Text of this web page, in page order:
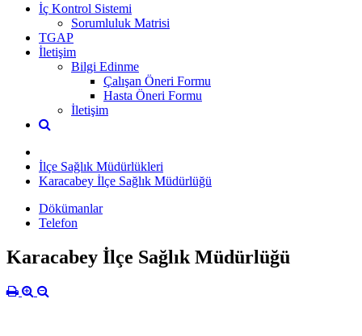
İç Kontrol Sistemi
Sorumluluk Matrisi
TGAP
İletişim
Bilgi Edinme
Çalışan Öneri Formu
Hasta Öneri Formu
İletişim
İlçe Sağlık Müdürlükleri
Karacabey İlçe Sağlık Müdürlüğü
Dökümanlar
Telefon
Karacabey İlçe Sağlık Müdürlüğü